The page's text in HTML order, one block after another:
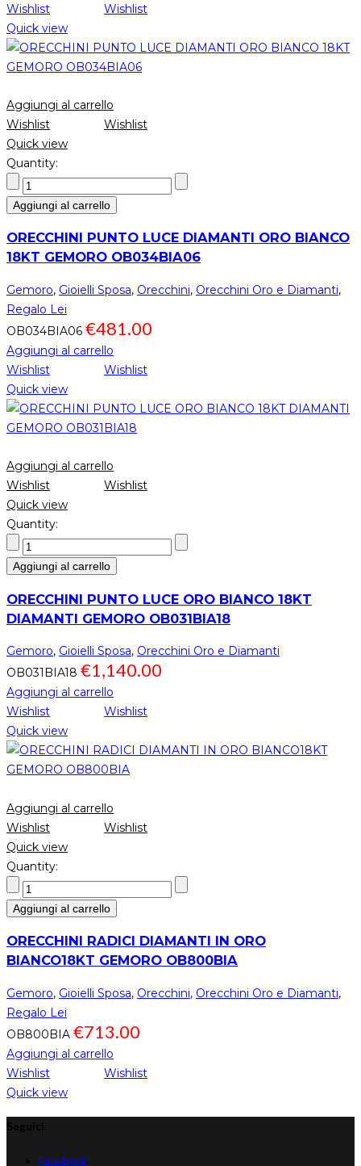
Wishlist
Wishlist
Quick view
Aggiungi al carrello
Wishlist
Wishlist
Quick view
Quantity:
Aggiungi al carrello
ORECCHINI PUNTO LUCE DIAMANTI ORO BIANCO
18KT GEMORO OB034BIA06
Gemoro, Gioielli Sposa, Orecchini, Orecchini Oro e Diamanti,
Regalo Lei
OB034BIA06 €481.00
Aggiungi al carrello
Wishlist
Wishlist
Quick view
Aggiungi al carrello
Wishlist
Wishlist
Quick view
Quantity:
Aggiungi al carrello
ORECCHINI PUNTO LUCE ORO BIANCO 18KT
DIAMANTI GEMORO OB031BIA18
Gemoro, Gioielli Sposa, Orecchini Oro e Diamanti
OB031BIA18 €1,140.00
Aggiungi al carrello
Wishlist
Wishlist
Quick view
Aggiungi al carrello
Wishlist
Wishlist
Quick view
Quantity:
Aggiungi al carrello
ORECCHINI RADICI DIAMANTI IN ORO
BIANCO18KT GEMORO OB800BIA
Gemoro, Gioielli Sposa, Orecchini, Orecchini Oro e Diamanti,
Regalo Lei
OB800BIA €713.00
Aggiungi al carrello
Wishlist
Wishlist
Quick view
Facebook